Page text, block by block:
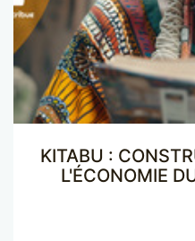
KITABU :
L'ÉCONOMIE